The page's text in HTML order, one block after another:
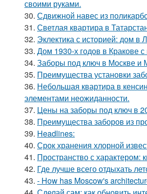
своими руками.
30. Сдвижной навес из
31. Светлая квартира в
32. Эклектика с историей: дом в
33. Дом 1930-х годов в Кракове
34. Заборы под ключ в Москве и
35. Преимущества установки
36. Небольшая квартира в
элементами неожиданности.
37. Цены на заборы под ключ в
38. Преимущества заборов из
39. Headlines:
40. Срок хранения хлорной
41. Пространство с
42. Где лучше всего отдыхать
43. - How has Moscow's